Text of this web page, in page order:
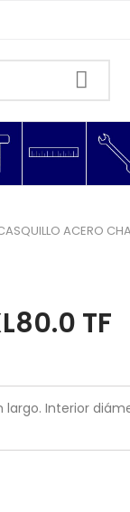
ACERO
TF
Interior